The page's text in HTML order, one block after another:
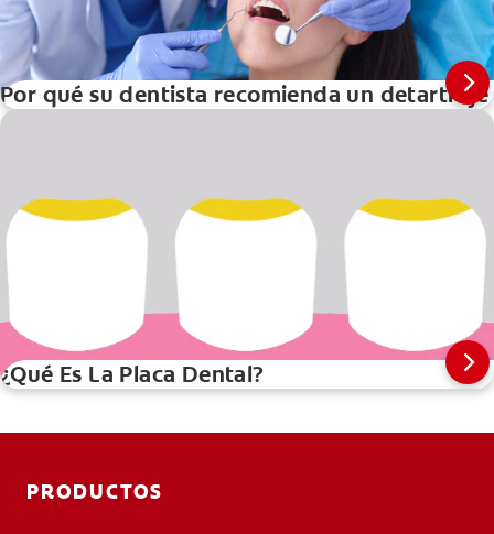
Por qué su dentista recomienda un detartraje
¿Qué Es La Placa Dental?
PRODUCTOS